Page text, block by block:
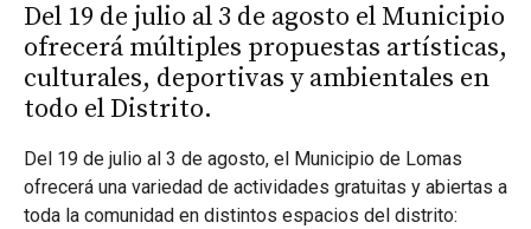
Del 19 de julio al 3 de agosto el Municipio
ofrecerá múltiples propuestas artísticas,
culturales, deportivas y ambientales en
todo el Distrito.
Del 19 de julio al 3 de agosto, el Municipio de Lomas
ofrecerá una variedad de actividades gratuitas y abiertas a
toda la comunidad en distintos espacios del distrito: